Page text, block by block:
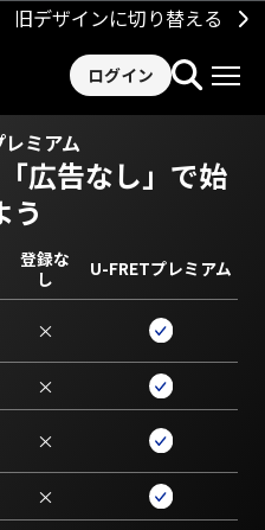
旧デザインに切り替える
ログイン
ミアム
「広告なし」で始
う
登録な
し
U-FRETプレミアム
×
×
×
×